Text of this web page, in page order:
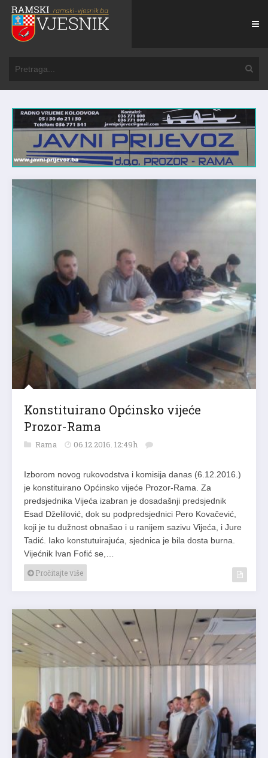
Konstituirano Općinsko vijeće
Prozor-Rama
Rama 06.12.2016. 12:49h
Izborom novog rukovodstva i komisija danas (6.12.2016.)
je konstituirano Općinsko vijeće Prozor-Rama. Za
predsjednika Vijeća izabran je dosadašnji predsjednik
Esad Dželilović, dok su podpredsjednici Pero Kovačević,
koji je tu dužnost obnašao i u ranijem sazivu Vijeća, i Jure
Tadić. Iako konstutuirajuća, sjednica je bila dosta burna.
Vijećnik Ivan Fofić se,…
Pročitajte više